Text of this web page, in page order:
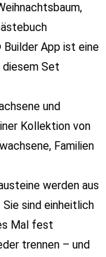
Builder App ist eine
diesem Set
und
Kollektion von
Familien
werden aus
sind einheitlich
Mal fest
trennen – und